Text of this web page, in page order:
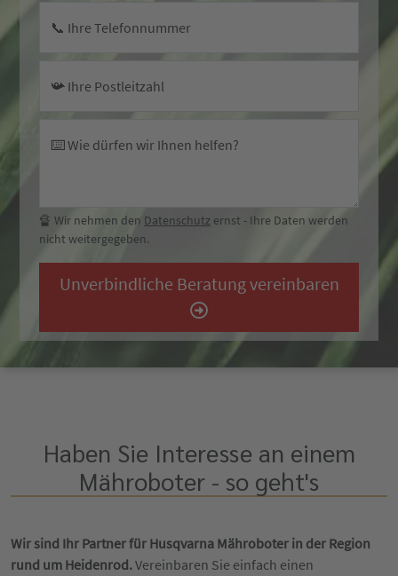
📞 Ihre Telefonnummer
📯 Ihre Postleitzahl
⌨️ Wie dürfen wir Ihnen helfen?
🔏 Wir nehmen den Datenschutz ernst - Ihre Daten werden
nicht weitergegeben.
Haben Sie Interesse an einem
Mähroboter - so geht's
Wir sind Ihr Partner für Husqvarna Mähroboter in der Region
rund um Heidenrod.Vereinbaren Sie einfach einen